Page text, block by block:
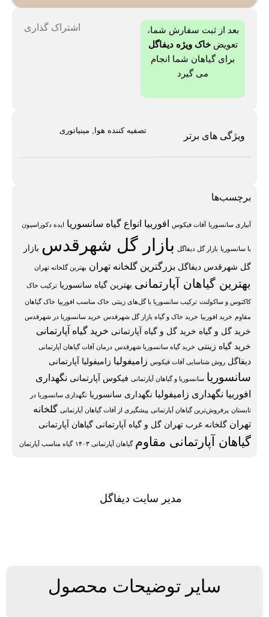
بعد از ثبت سفارش شما،
تعویضخاک ویژه دیفاگل
برای گیاهان شما انجام
می گیرد
اشتراک گذاری
ویژگی های برتر
تصفیه کننده هوا, مینیاتوری
برچسب‌ها
آبیاری سانسوریا آفات فیکوس افوربیا انواع گیاه سانسوریا ایده دکوراسیون
با سانسوریا بازار گل دیفاگل بازار گل شهرقدس بازار
گل شهرقدس دیفاگل بزرگترین گلخانه تهران بهترین گلخانه تهران
بهترین گیاهان آپارتمانی بهترین گیاه سانسوریا ترکیب خاک
کاکتوس و ساکولنت ترکیب سانسوریا با گل‌های زینتی خاک مناسب افوربیا خاک گیاهان
مقاوم خرید افوربیا خرید خاک و گیاه بازار گل شهرقدس خرید سانسوریا در شهرقدس
خرید گل و گیاه خرید گل و گیاه آپارتمانی خرید گیاه آپارتمانی
خرید گیاه زینتی خرید گیاه سانسوریا شهرقدس درمان آفات گیاهان آپارتمانی
دیفاگل روش شناسایی آفات فیکوس زامیفولیا زامیفولیا آپارتمانی
سانسوریا سانسوریا و گیاهان آپارتمانی فیکوس آپارتمانی نگهداری
افوربیا نگهداری زامیفولیا نگهداری سانسوریا نگهداری سانسوریا در
تابستان پرفروش‌ترین گیاهان آپارتمانی پیشگیری از آفات گیاهان آپارتمانی گلخانه
تهران گلخانه غرب تهران گل و گیاه آپارتمانی گیاهان آپارتمانی
گیاهان آپارتمانی مقاوم گیاهان آپارتمانی ۱۴۰۳ گیاه مناسب آپارتمان
مدیر سایت دیفاگل
سایر توضیحات محصول